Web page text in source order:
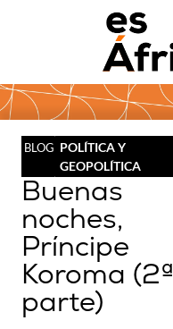
BLOG POLÍTICA Y
GEOPOLÍTICA
Buenas
noches,
Príncipe
Koroma (2ª
parte)